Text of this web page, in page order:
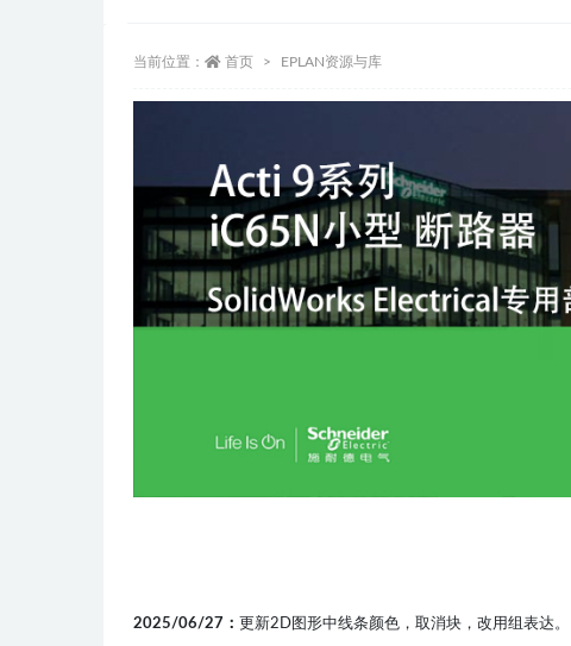
当前位置： 首页 EPLAN资源与库
2025/06/27： 更新2D图形中线条颜色，取消块，改用组表达。